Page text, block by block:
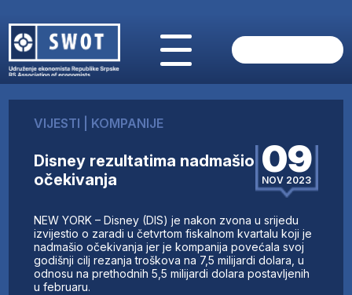
O NAMA
AKTUELNO
ANALIZE
FINANSIJE
IZ STRANIH MEDIJA
AKTIVNOSTI
SWOT INTERVJU
VIJESTI KOMPANIJE
Disney rezultatima nadmašio
očekivanja
09
NOV 2023
NEW YORK – Disney (DIS) je nakon zvona u srijedu
izvijestio o zaradi u četvrtom fiskalnom kvartalu koji je
nadmašio očekivanja jer je kompanija povećala svoj
godišnji cilj rezanja troškova na 7,5 milijardi dolara, u
odnosu na prethodnih 5,5 milijardi dolara postavljenih
u februaru.